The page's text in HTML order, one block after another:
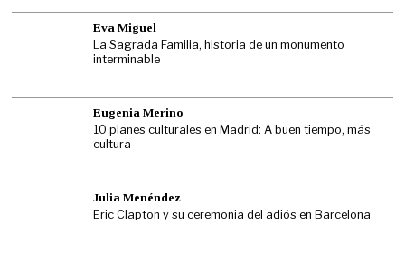
Eva Miguel
La Sagrada Familia, historia de un monumento
interminable
Eugenia Merino
10 planes culturales en Madrid: A buen tiempo, más
cultura
Julia Menéndez
Eric Clapton y su ceremonia del adiós en Barcelona